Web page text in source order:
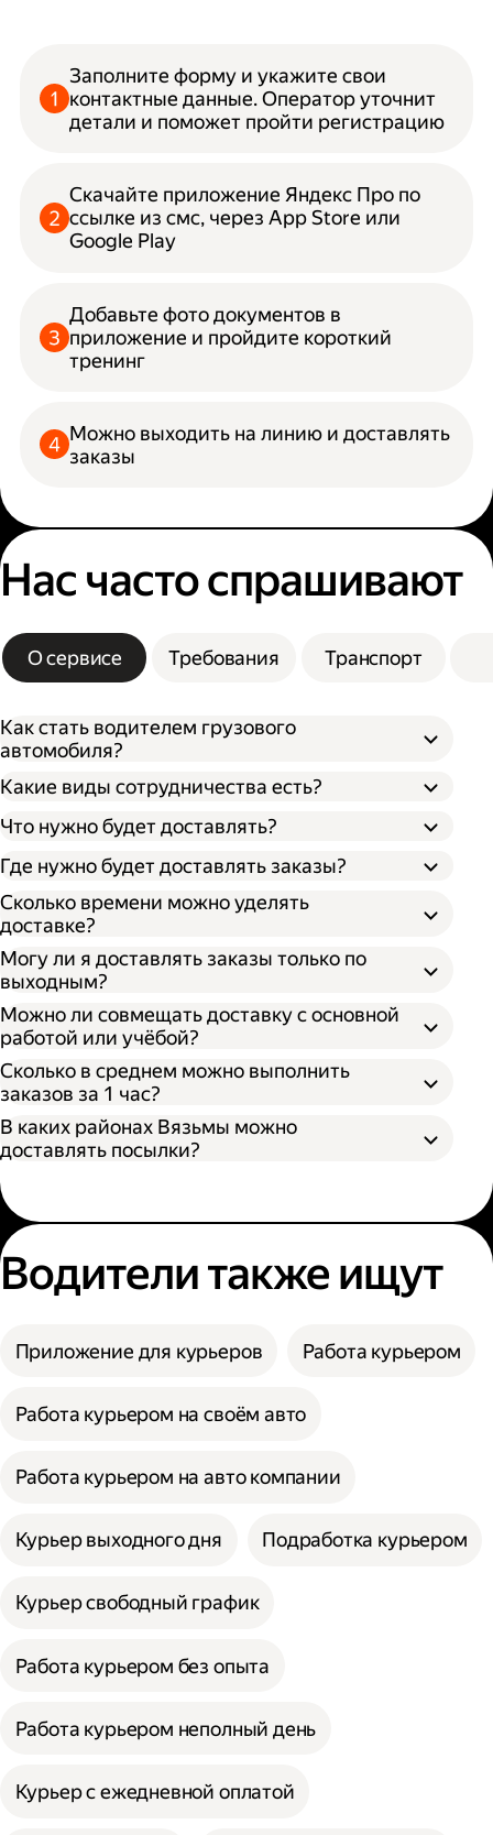
Заполните форму и укажите свои
контактные данные. Оператор уточнит
детали и поможет пройти регистрацию
Скачайте приложение Яндекс Про по
ссылке из смс, через App Store или
Google Play
Добавьте фото документов в
приложение и пройдите короткий
тренинг
Можно выходить на линию и доставлять
заказы
Нас часто спрашивают
О сервисе Требования Транспорт
Как стать водителем грузового
автомобиля?
Какие виды сотрудничества есть?
Через парк;
Через парк как самозанятый;
Как самозанятый;
Как индивидуальный предприниматель;
Что нужно будет доставлять?
Где нужно будет доставлять заказы?
Сколько времени можно уделять
доставке?
Могу ли я доставлять заказы только по
выходным?
Можно ли совмещать доставку с основной
работой или учёбой?
Сколько в среднем можно выполнить
заказов за 1 час?
В каких районах Вязьмы можно
доставлять посылки?
Водители также ищут
Приложение для курьеров Работа курьером
Работа курьером на своём авто
Работа курьером на авто компании
Курьер выходного дня Подработка курьером
Курьер свободный график
Работа курьером без опыта
Работа курьером неполный день
Курьер с ежедневной оплатой